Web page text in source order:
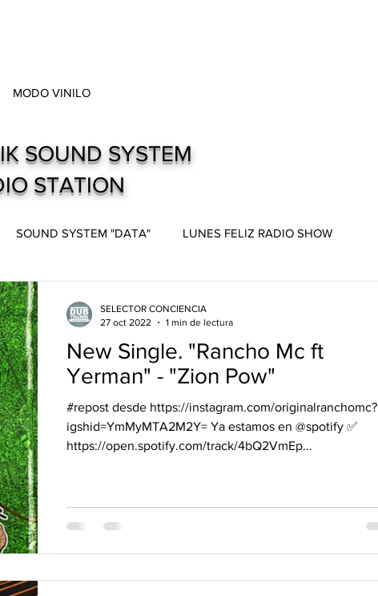
MODO VINILO
SOUND SYSTEM
STATION
SOUND SYSTEM "DATA" LUNES FELIZ RADIO SHOW
Recitales.
DUB&BUD
New Single. "Rancho Mc ft
Yerman" - "Zion Pow"
#repost desde https://instagram.com/originalranchomc?
igshid=YmMyMTA2M2Y= Ya estamos en @spotify ✅
https://open.spotify.com/track/4bQ2VmEp...
SELECTOR CONCIENCIA
27 oct 2022
1 min de lectura